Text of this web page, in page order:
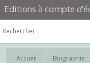
Accueil Biographie